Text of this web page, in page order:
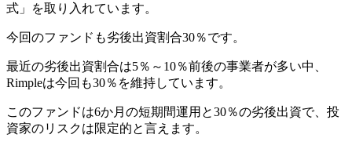
式」を取り入れています。
今回のファンドも劣後出資割合30％です。
最近の劣後出資割合は5％～10％前後の事業者が多い中、
Rimpleは今回も30％を維持しています。
このファンドは6か月の短期間運用と30％の劣後出資で、投
資家のリスクは限定的と言えます。